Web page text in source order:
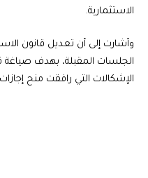
الاستثمارية.
وأشارت إلى أن تعديل قانون
الجلسات المقبلة، بهدف صياغة
الإشكالات التي رافقت منح إجازات